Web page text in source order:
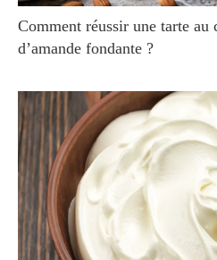
Comment réussir une tarte au
d’amande fondante ?